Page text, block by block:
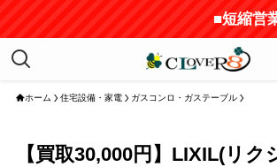
■短縮営業：8
ホーム 住宅設備・家電 ガスコンロ・ガステーブル
【買取30,000円】LIXIL(リク